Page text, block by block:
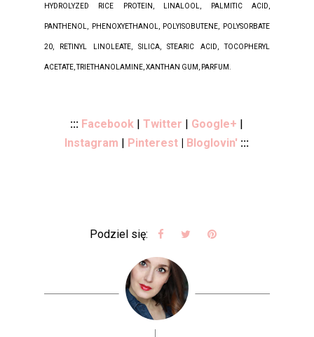
HYDROLYZED RICE PROTEIN, LINALOOL, PALMITIC ACID,
PANTHENOL, PHENOXYETHANOL, POLYISOBUTENE, POLYSORBATE
20, RETINYL LINOLEATE, SILICA, STEARIC ACID, TOCOPHERYL
ACETATE, TRIETHANOLAMINE, XANTHAN GUM, PARFUM.
::: Facebook |Twitter Google+
Instagram
Pinterest Bloglovin' :::
Podziel się: